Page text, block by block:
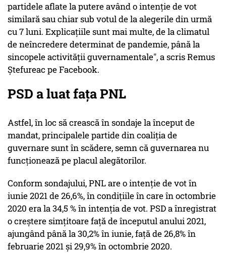
partidele aflate la putere având o intenţie de vot
similară sau chiar sub votul de la alegerile din urmă
cu 7 luni. Explicaţiile sunt mai multe, de la climatul
de neîncredere determinat de pandemie, până la
sincopele activităţii guvernamentale", a scris Remus
Ştefureac pe Facebook.
PSD a luat fața PNL
Astfel, în loc să crească în sondaje la început de
mandat, principalele partide din coaliţia de
guvernare sunt în scădere, semn că guvernarea nu
funcţionează pe placul alegătorilor.
Conform sondajului, PNL are o intenţie de vot în
iunie 2021 de 26,6%, în condiţiile în care în octombrie
2020 era la 34,5 % în intenţia de vot. PSD a înregistrat
o creştere simţitoare faţă de începutul anului 2021,
ajungând până la 30,2% în iunie, faţă de 26,8% în
februarie 2021 şi 29,9% în octombrie 2020.